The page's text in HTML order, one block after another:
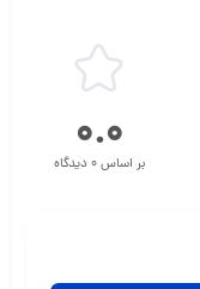
0.0
بر اساس 0 دیدگاه